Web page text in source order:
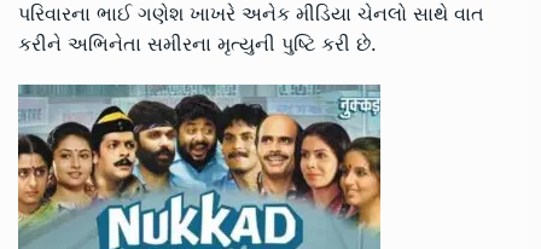
પરિવારના ભાઈ ગણેશ ખાખરે અનેક મીડિયા ચેનલો સાથે વાત
કરીને અભિનેતા સમીરના મૃત્યુની પુષ્ટિ કરી છે.